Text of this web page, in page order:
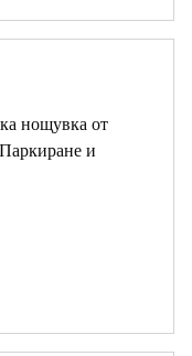
нощувка от
и